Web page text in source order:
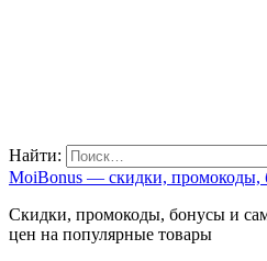
Найти:
MoiBonus — скидки, промокоды,
Скидки, промокоды, бонусы и
цен на популярные товары